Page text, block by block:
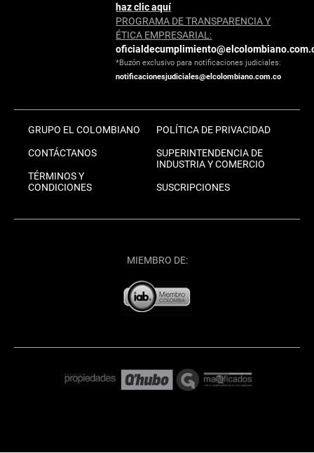
haz clic aquí
PROGRAMA DE TRANSPARENCIA Y
ÉTICA EMPRESARIAL:
*Buzón exclusivo para notificaciones judiciales:
notificacionesjudiciales@elcolombiano.com.co
GRUPO EL COLOMBIANO
CONTÁCTANOS
TÉRMINOS Y
CONDICIONES
POLÍTICA DE PRIVACIDAD
SUPERINTENDENCIA DE
INDUSTRIA Y COMERCIO
SUSCRIPCIONES
MIEMBRO DE: